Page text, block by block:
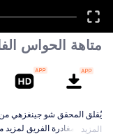
متاهة الحواس
يُقلق المحقق شو جينغزهي من
فيطلب مغادرة الفريق
المزيد